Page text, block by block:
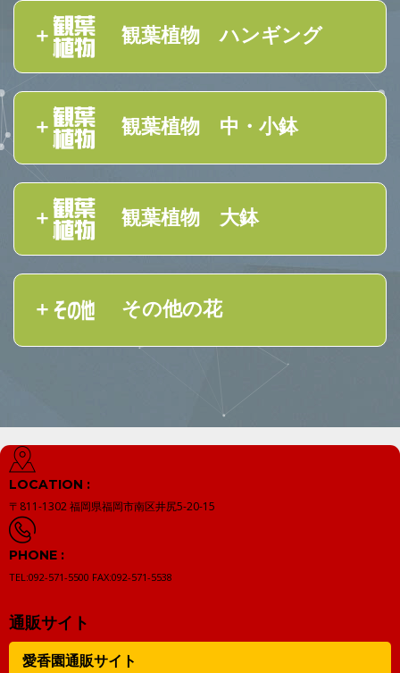
観葉植物 ハンギング
観葉植物 中・小鉢
観葉植物 大鉢
その他の花
LOCATION :
〒811-1302福岡県福岡市南区井尻5-20-15
PHONE :
TEL:092-571-5500 FAX:092-571-5538
通販サイト
愛香園通販サイト